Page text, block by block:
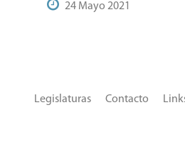
24 Mayo 2021
Contacto
Legislaturas